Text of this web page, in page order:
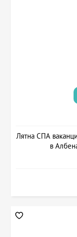
Лятна СПА
в